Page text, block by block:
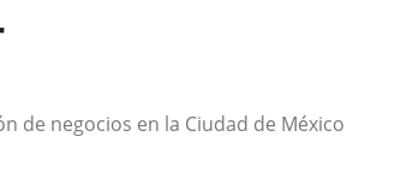
de negocios en la Ciudad de México